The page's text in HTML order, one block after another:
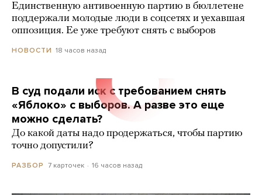
Единственную антивоенную партию в бюллетене
поддержали молодые люди в соцсетях и уехавшая
оппозиция. Ее уже требуют снять с выборов
НОВОСТИ 18 часов назад
В суд подали иск с требованием снять
«Яблоко» с выборов. А разве это еще
можно сделать?
До какой даты надо продержаться, чтобы партию
точно допустили?
РАЗБОР 7 карточек 16 часов назад